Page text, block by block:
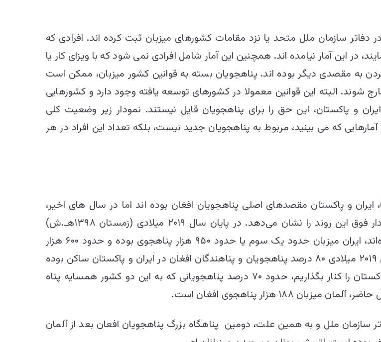
دفاتر سازمان ملل متحد یا نزد مقامات کشورهای میزبان ثبت کرده‌ اند. افرادی که
این آمار نیامده‌ اند. همچنین این آمار شامل افرادی نمی ‌شود که با ویزای کار یا
بردن به مقصدی دیگر بوده ‌اند. پناهجویان بسته به قوانین کشور میزبان، ممکن است
شوند. البته این قوانین معمولا در کشورهای توسعه یافته وجود دارد و کشورهایی
و پاکستان، این حق را برای پناهجویان قایل نیستند. نمودار زیر وضعیت کلی
۲۰۱۹ میلادی نشان می‌ دهد. آمارهایی که می ‌بینید، مربوط به پناهجویان جدید نیست، بلکه تعداد این افراد در هر
اتحاد شوروی بر افغانستان (جدی ۱۳۵۸ هـ.ش)، ایران و پاکستان مقصد‌های اصلی پناهجویان افغان بوده‌ اند اما در سال‌ های اخیر،
شمار پناهجویان در کشورهای اروپایی بیشتر شده است. نمودار فوق این روند را نشان می‌دهد. در پایان سال ۲۰۱۹ میلادی (زمستان ۱۳۹۸هـ.ش)
حدود نیمی از پناهجویان و پناهندگان افغان در پاکستان بوده‌اند، ایران میزبان حدود یک سوم یا حدود ۹۵۰ هزار پناهجوی بوده و حدود ۶۰۰ هزار
پناهجو هم در کشورهای دیگر جهان حضور داشته‌اند. در سال ۲۰۱۹ میلادی ۸۰ درصد پناهجویان و پناهندگان افغان در ایران و پاکستان ساکن بوده
‌اند و سهم کشورهای دیگر ۲۰ درصد بوده است. اگر ایران و پاکستان را کنار بگذاریم، حدود ۷۰ درصد پناهجویانی که به این دو کشور همسایه پناه
هزار پناهجوی افغان است.
سازمان ملل و به همین علت، دومین پناهگاه بزرگ پناهجویان افعان بعد از آلمان